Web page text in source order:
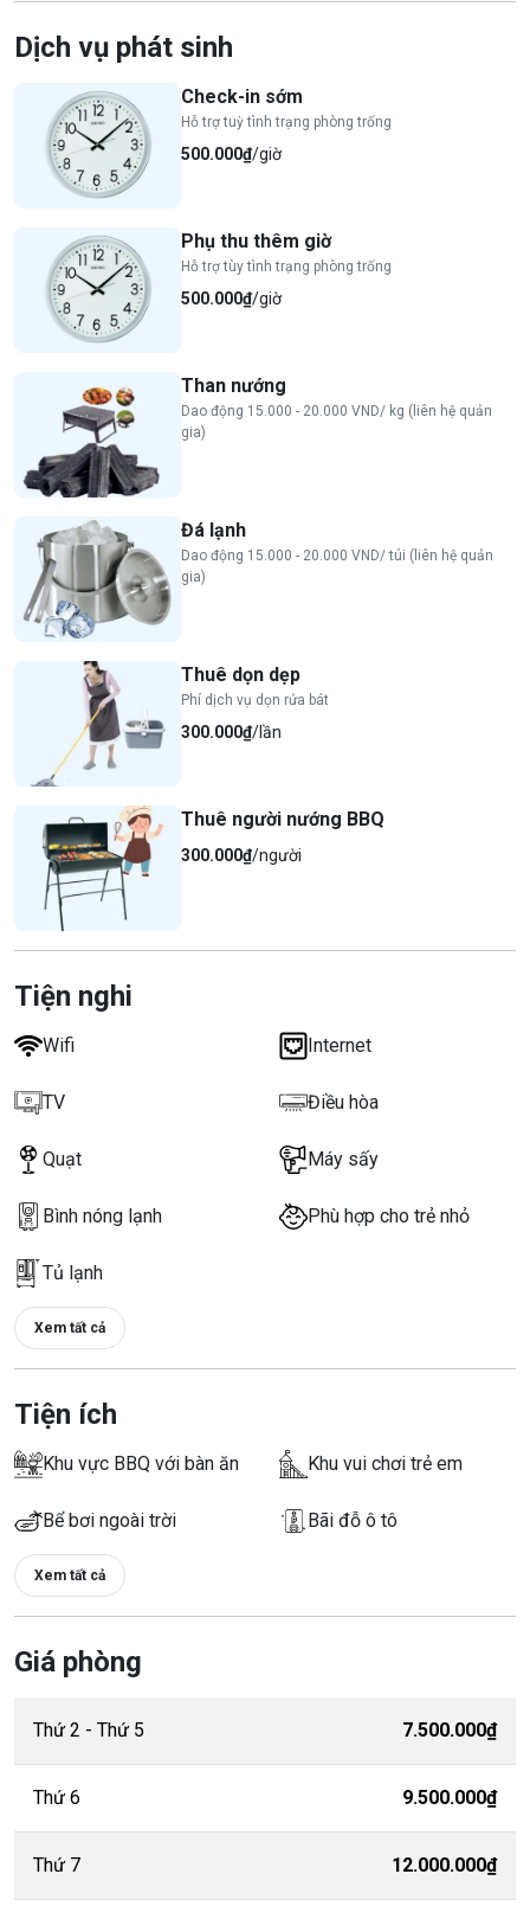
Dịch vụ phát sinh
Check-in sớm
Hỗ trợ tuỳ tình trạng phòng trống
500.000₫/giờ
Phụ thu thêm giờ
Hỗ trợ tùy tình trạng phòng trống
500.000₫/giờ
Than nướng
Dao động 15.000 - 20.000 VND/ kg (liên hệ quản
gia)
Đá lạnh
Dao động 15.000 - 20.000 VND/ túi (liên hệ quản
gia)
Thuê dọn dẹp
Phí dịch vụ dọn rửa bát
300.000₫/lần
Thuê người nướng BBQ
300.000₫/người
Tiện nghi
Wifi Internet
TV Điều hòa
Quạt Máy sấy
Bình nóng lạnh Phù hợp cho trẻ nhỏ
Tủ lạnh
Xem tất cả
Tiện ích
Khu vực BBQ với bàn ăn Khu vui chơi trẻ em
Bể bơi ngoài trời Bãi đỗ ô tô
Xem tất cả
Giá phòng
Thứ 2 - Thứ 5 7.500.000₫
Thứ 6 9.500.000₫
Thứ 7 12.000.000₫